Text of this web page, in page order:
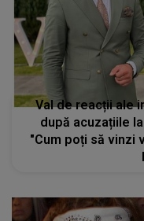
Val de reacții ale
după acuzațiile
"Cum poți să vinzi